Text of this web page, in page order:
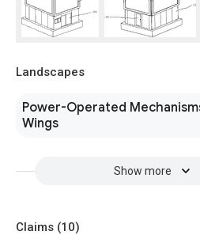
Landscapes
Power-Operated
Wings
Show more
Claims (10)